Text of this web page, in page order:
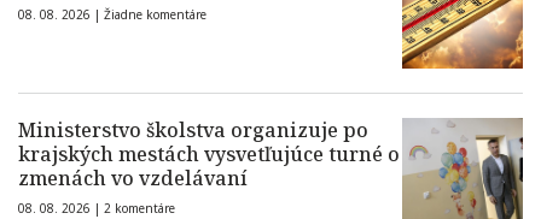
08. 08. 2026 | Žiadne komentáre
Ministerstvo školstva organizuje po
krajských mestách vysvetľujúce turné o
zmenách vo vzdelávaní
08. 08. 2026 | 2 komentáre